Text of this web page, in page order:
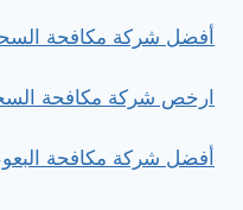
أفضل شركة مكافحة
ارخص شركة مكافحة
أفضل شركة مكافحة